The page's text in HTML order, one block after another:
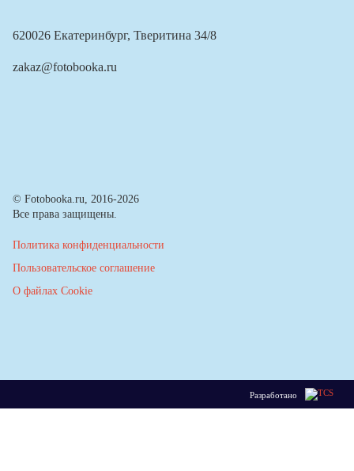
620026 Екатеринбург, Тверитина 34/8
zakaz@fotobooka.ru
© Fotobooka.ru, 2016-2026
Все права защищены.
Политика конфиденциальности
Пользовательское соглашение
О файлах Cookie
Разработано